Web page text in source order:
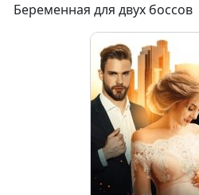
Беременная для двух боссов